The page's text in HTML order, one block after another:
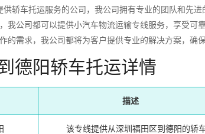
轿车托运服务的公司，我公司拥有专业的团队和先
我公司都可以提供小汽车物流运输专线服务，享受可
的需求，我公司都将为客户提供专业的解决方案，确
德阳轿车托运详情
描述
该专线提供从深圳福田区到德阳的轿